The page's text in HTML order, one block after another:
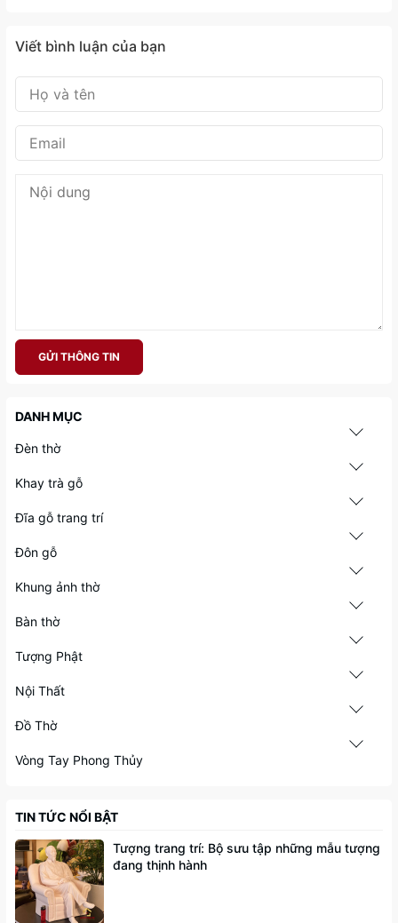
Viết bình luận của bạn
GỬI THÔNG TIN
DANH MỤC
Đèn thờ
Khay trà gỗ
Đĩa gỗ trang trí
Đôn gỗ
Khung ảnh thờ
Bàn thờ
Tượng Phật
Nội Thất
Đồ Thờ
Vòng Tay Phong Thủy
TIN TỨC NỔI BẬT
Tượng trang trí: Bộ sưu tập những mẫu tượng
đang thịnh hành